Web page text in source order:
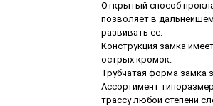
Открытый способ
позволяет в
развивать ее.
Конструкция замка
острых кромок.
Трубчатая форма замка
Ассортимент
трассу любой степени